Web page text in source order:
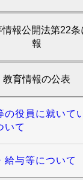
報公開法第22
報
教育情報の公表
の役員に就いて
いて
給与等について